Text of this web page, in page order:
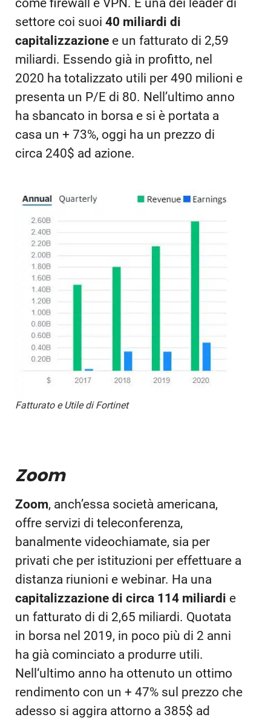
come firewall e VPN. È una dei leader di
settore coi suoi 40 miliardi di
capitalizzazione e un fatturato di 2,59
miliardi. Essendo già in profitto, nel
2020 ha totalizzato utili per 490 milioni e
presenta un P/E di 80. Nell’ultimo anno
ha sbancato in borsa e si è portata a
casa un + 73%, oggi ha un prezzo di
circa 240$ ad azione.
Fatturato e Utile di Fortinet
Zoom
Zoom, anch’essa società americana,
offre servizi di teleconferenza,
banalmente videochiamate, sia per
privati che per istituzioni per effettuare a
distanza riunioni e webinar. Ha una
capitalizzazione di circa 114 miliardi e
un fatturato di di 2,65 miliardi. Quotata
in borsa nel 2019, in poco più di 2 anni
ha già cominciato a produrre utili.
Nell‘ultimo anno ha ottenuto un ottimo
rendimento con un + 47% sul prezzo che
adesso si aggira attorno a 385$ ad